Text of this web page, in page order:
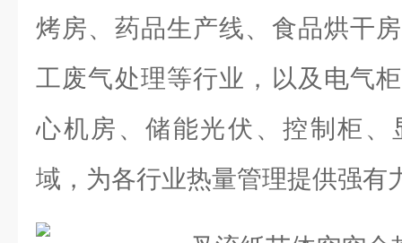
烤房、药品生产线、食品烘干
工废气处理等行业，以及电气
心机房、储能光伏、控制柜、
域，为各行业热量管理提供强有